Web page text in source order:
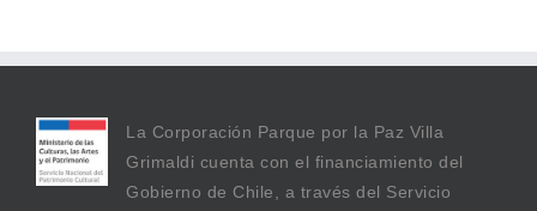
La Corporación Parque por la Paz Villa
Grimaldi cuenta con el financiamiento del
Gobierno de Chile, a través del Servicio